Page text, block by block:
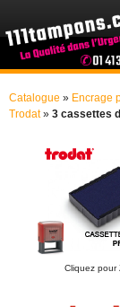
Catalogue » Encrage
Trodat» 3 cassettes
Cliquez pour